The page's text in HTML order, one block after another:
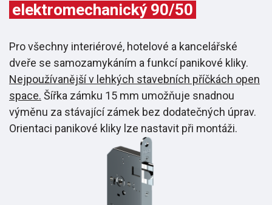
elektromechanický 90/50
Pro všechny interiérové, hotelové a kancelářské
dveře se samozamykáním a funkcí panikové kliky.
Nejpoužívanější v lehkých stavebních příčkách open
space. Šířka zámku 15 mm umožňuje snadnou
výměnu za stávající zámek bez dodatečných úprav.
Orientaci panikové kliky lze nastavit při montáži.